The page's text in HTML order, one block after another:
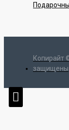
Копирайт
защищены